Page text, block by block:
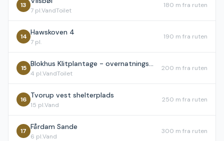
13
7 pl.VandToilet
180 m fra ruten
14 Hawskoven 4
7 pl.
190 m fra ruten
15 Blokhus Klitplantage - overnatningsplads ved Brede Vej
4 pl.VandToilet
200 m fra ruten
16 Tvorup vest shelterplads
15 pl.Vand
250 m fra ruten
17 Fårdam Sande
6 pl.Vand
300 m fra ruten